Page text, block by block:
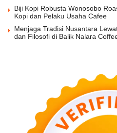
Biji Kopi Robusta Wonosobo
Kopi dan Pelaku Usaha Cafee
Menjaga Tradisi Nusantara
dan Filosofi di Balik Nalara